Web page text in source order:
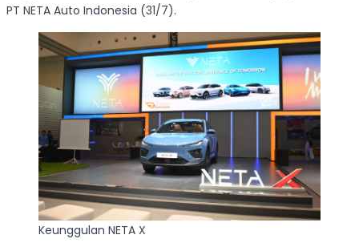
PT NETA Auto Indonesia (31/7).
Keunggulan NETA X